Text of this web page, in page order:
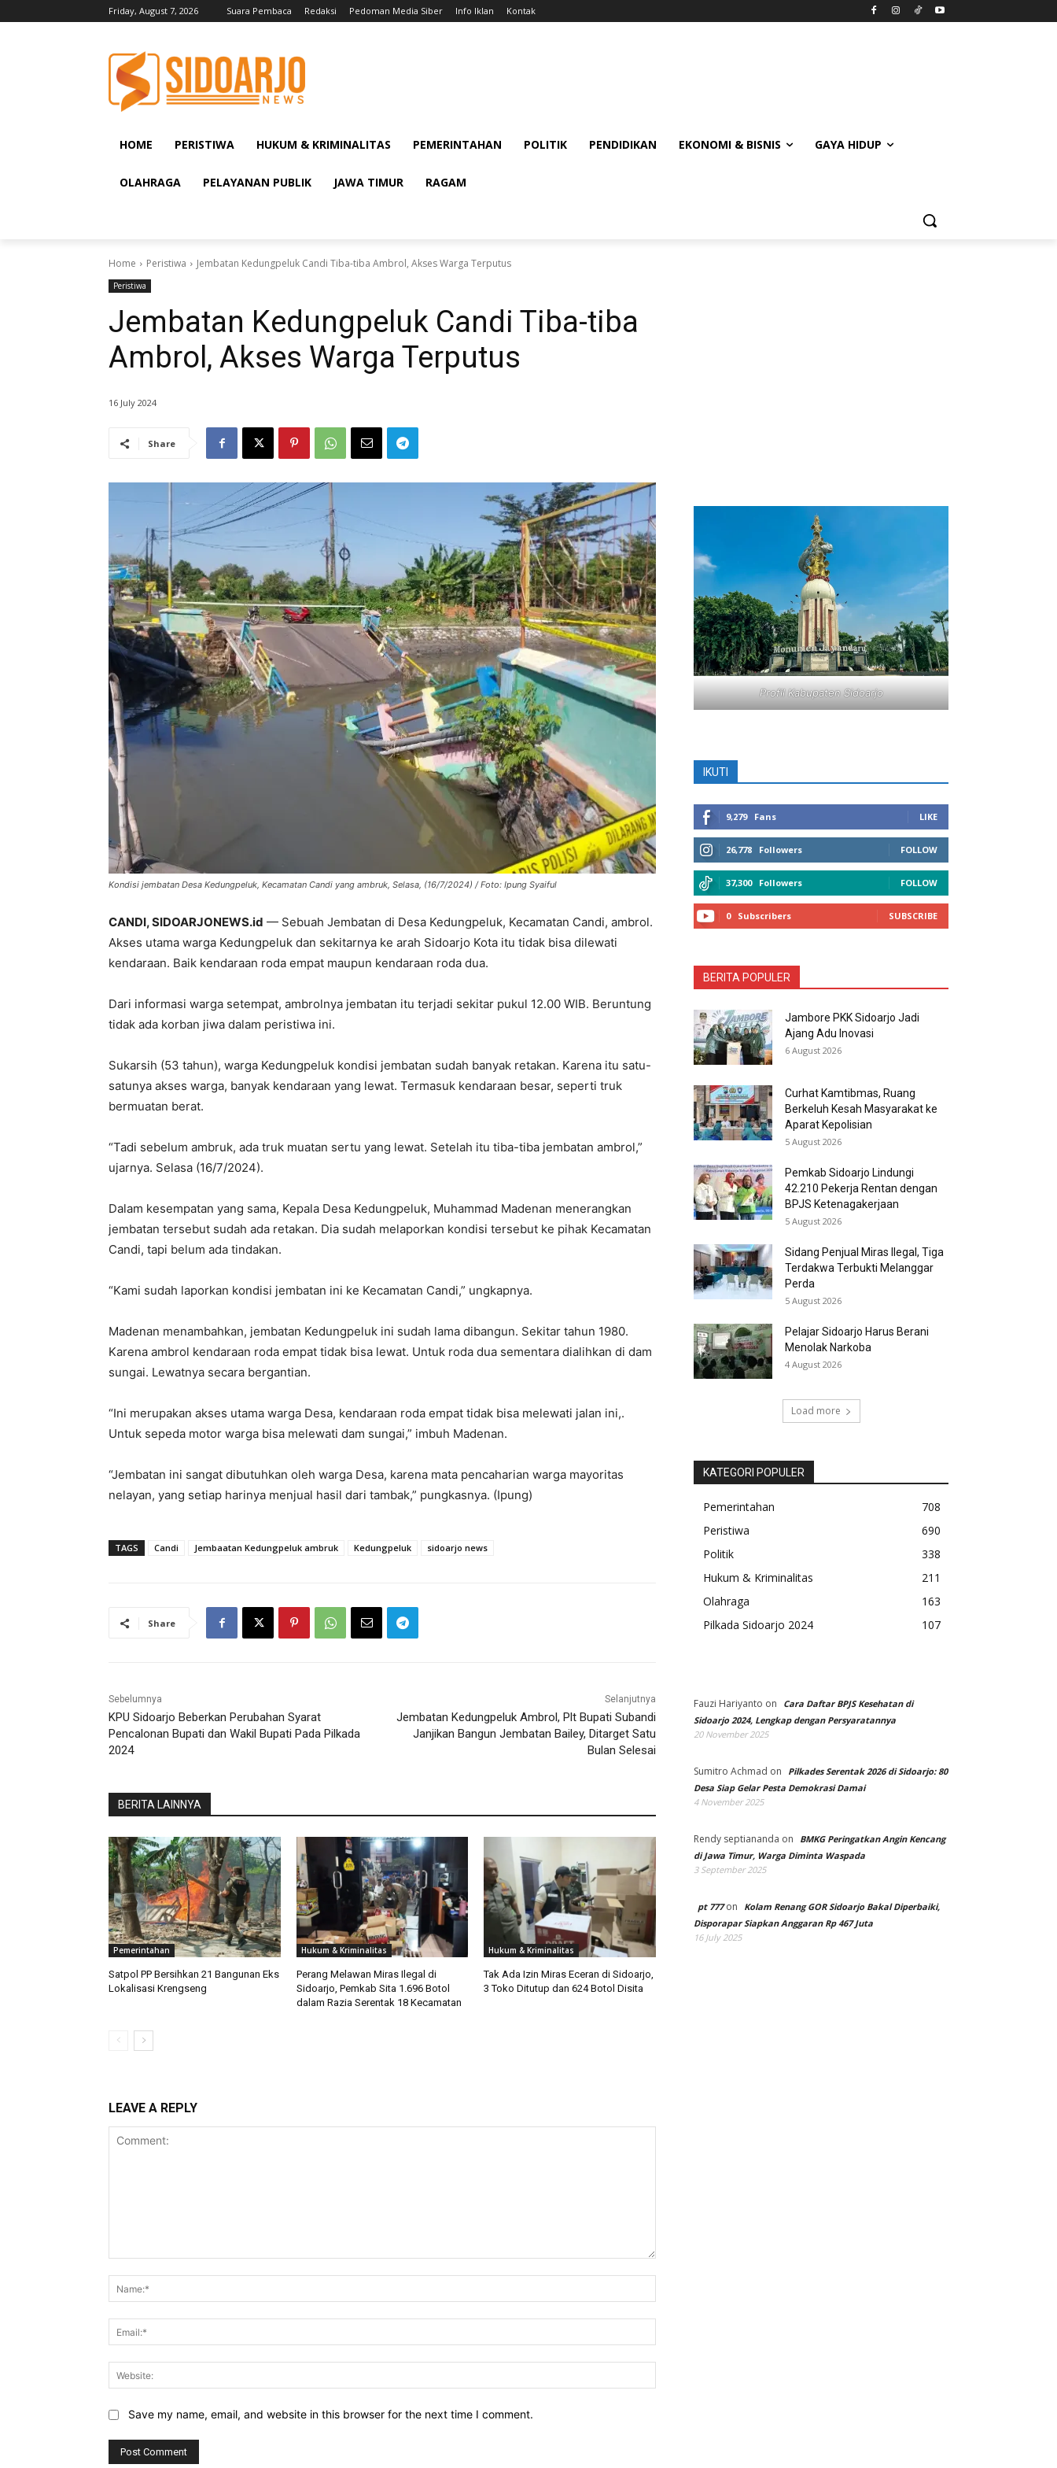
Friday, August 7, 2026 Suara Pembaca Redaksi Pedoman Media Siber Info Iklan Kontak
HOME PERISTIWA HUKUM & KRIMINALITAS PEMERINTAHAN POLITIK PENDIDIKAN EKONOMI & BISNIS GAYA HIDUP
OLAHRAGA PELAYANAN PUBLIK JAWA TIMUR RAGAM
Home Peristiwa Jembatan Kedungpeluk Candi Tiba-tiba Ambrol, Akses Warga Terputus
Peristiwa
Jembatan Kedungpeluk Candi Tiba-tiba
Ambrol, Akses Warga Terputus
16 July 2024
Share
Kondisi jembatan Desa Kedungpeluk, Kecamatan Candi yang ambruk, Selasa, (16/7/2024) / Foto: Ipung Syaiful
CANDI, SIDOARJONEWS.id — Sebuah Jembatan di Desa Kedungpeluk, Kecamatan Candi, ambrol.
Akses utama warga Kedungpeluk dan sekitarnya ke arah Sidoarjo Kota itu tidak bisa dilewati
kendaraan. Baik kendaraan roda empat maupun kendaraan roda dua.
Dari informasi warga setempat, ambrolnya jembatan itu terjadi sekitar pukul 12.00 WIB. Beruntung
tidak ada korban jiwa dalam peristiwa ini.
Sukarsih (53 tahun), warga Kedungpeluk kondisi jembatan sudah banyak retakan. Karena itu satu-
satunya akses warga, banyak kendaraan yang lewat. Termasuk kendaraan besar, seperti truk
bermuatan berat.
“Tadi sebelum ambruk, ada truk muatan sertu yang lewat. Setelah itu tiba-tiba jembatan ambrol,”
ujarnya. Selasa (16/7/2024).
Dalam kesempatan yang sama, Kepala Desa Kedungpeluk, Muhammad Madenan menerangkan
jembatan tersebut sudah ada retakan. Dia sudah melaporkan kondisi tersebut ke pihak Kecamatan
Candi, tapi belum ada tindakan.
“Kami sudah laporkan kondisi jembatan ini ke Kecamatan Candi,” ungkapnya.
Madenan menambahkan, jembatan Kedungpeluk ini sudah lama dibangun. Sekitar tahun 1980.
Karena ambrol kendaraan roda empat tidak bisa lewat. Untuk roda dua sementara dialihkan di dam
sungai. Lewatnya secara bergantian.
“Ini merupakan akses utama warga Desa, kendaraan roda empat tidak bisa melewati jalan ini,.
Untuk sepeda motor warga bisa melewati dam sungai,” imbuh Madenan.
“Jembatan ini sangat dibutuhkan oleh warga Desa, karena mata pencaharian warga mayoritas
nelayan, yang setiap harinya menjual hasil dari tambak,” pungkasnya. (Ipung)
TAGS Candi Jembaatan Kedungpeluk ambruk Kedungpeluk sidoarjo news
Share
Sebelumnya
KPU Sidoarjo Beberkan Perubahan Syarat
Pencalonan Bupati dan Wakil Bupati Pada Pilkada
2024
Selanjutnya
Jembatan Kedungpeluk Ambrol, Plt Bupati Subandi
Janjikan Bangun Jembatan Bailey, Ditarget Satu
Bulan Selesai
BERITA LAINNYA
Pemerintahan
Satpol PP Bersihkan 21 Bangunan Eks
Lokalisasi Krengseng
Hukum & Kriminalitas
Perang Melawan Miras Ilegal di
Sidoarjo, Pemkab Sita 1.696 Botol
dalam Razia Serentak 18 Kecamatan
Hukum & Kriminalitas
Tak Ada Izin Miras Eceran di Sidoarjo,
3 Toko Ditutup dan 624 Botol Disita
LEAVE A REPLY
Save my name, email, and website in this browser for the next time I comment.
Profil Kabupaten Sidoarjo
IKUTI
9,279 Fans LIKE
26,778 Followers FOLLOW
37,300 Followers FOLLOW
0 Subscribers SUBSCRIBE
BERITA POPULER
Jambore PKK Sidoarjo Jadi
Ajang Adu Inovasi
6 August 2026
Curhat Kamtibmas, Ruang
Berkeluh Kesah Masyarakat ke
Aparat Kepolisian
5 August 2026
Pemkab Sidoarjo Lindungi
42.210 Pekerja Rentan dengan
BPJS Ketenagakerjaan
5 August 2026
Sidang Penjual Miras Ilegal, Tiga
Terdakwa Terbukti Melanggar
Perda
5 August 2026
Pelajar Sidoarjo Harus Berani
Menolak Narkoba
4 August 2026
Load more
KATEGORI POPULER
Pemerintahan
708
Peristiwa
690
Politik
338
Hukum & Kriminalitas
211
Olahraga
163
Pilkada Sidoarjo 2024
107
Fauzi Hariyanto on
Cara Daftar BPJS Kesehatan di
Sidoarjo 2024, Lengkap dengan Persyaratannya
20 November 2025
Sumitro Achmad on
Pilkades Serentak 2026 di Sidoarjo: 80
Desa Siap Gelar Pesta Demokrasi Damai
4 November 2025
Rendy septiananda on
BMKG Peringatkan Angin Kencang
di Jawa Timur, Warga Diminta Waspada
3 September 2025
pt 777on
Kolam Renang GOR Sidoarjo Bakal Diperbaiki,
Disporapar Siapkan Anggaran Rp 467 Juta
16 July 2025